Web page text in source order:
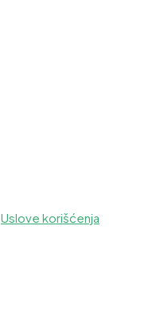
Uslove korišćenja